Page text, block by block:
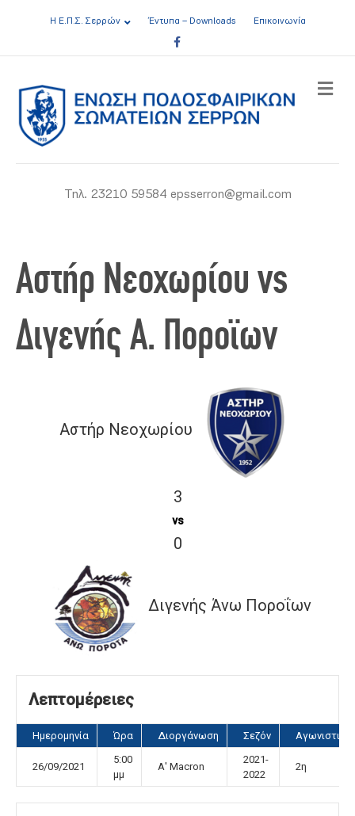
Η Ε.Π.Σ. Σερρών Έντυπα – Downloads
Επικοινωνία
Facebook
Τηλ. 23210 59584 epsserron@gmail.com
Αστήρ Νεοχωρίου vs
Διγενής Α. Ποροϊων
Αστήρ Νεοχωρίου
3
vs
0
Διγενής Άνω Ποροΐων
Λεπτομέρειες
Ημερομηνία Ώρα Διοργάνωση Σεζόν Αγωνιστική
26/09/2021
5:00
μμ
Α' Macron
2021-
2022
2η